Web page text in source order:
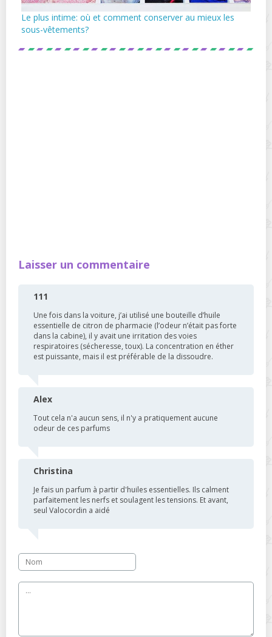
Le plus intime: où et comment conserver au mieux les
sous-vêtements?
Laisser un commentaire
111
Une fois dans la voiture, j’ai utilisé une bouteille d’huile
essentielle de citron de pharmacie (l’odeur n’était pas forte
dans la cabine), il y avait une irritation des voies
respiratoires (sécheresse, toux). La concentration en éther
est puissante, mais il est préférable de la dissoudre.
Alex
Tout cela n'a aucun sens, il n'y a pratiquement aucune
odeur de ces parfums
Christina
Je fais un parfum à partir d'huiles essentielles. Ils calment
parfaitement les nerfs et soulagent les tensions. Et avant,
seul Valocordin a aidé